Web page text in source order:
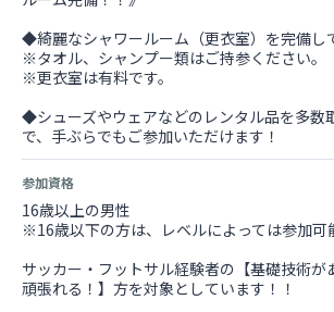
◆綺麗なシャワールーム（更衣室）を完備し
※タオル、シャンプー類はご持参ください。
※更衣室は有料です。
◆シューズやウェアなどのレンタル品を多数
で、手ぶらでもご参加いただけます！
参加資格
16歳以上の男性
※16歳以下の方は、レベルによっては参加可
サッカー・フットサル経験者の【基礎技術が
頑張れる！】方を対象としています！！